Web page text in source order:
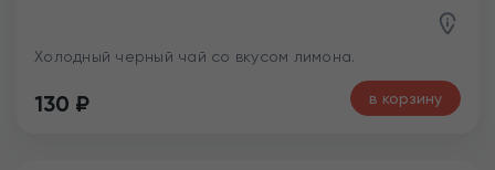
Холодный черный чай со вкусом лимона.
130 ₽ в корзину